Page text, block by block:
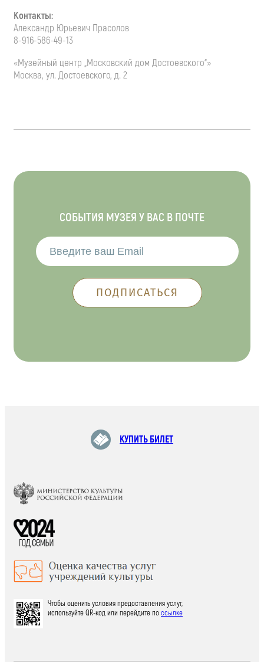
Контакты:
Александр Юрьевич Прасолов
8-916-586-49-13
«Музейный центр „Московский дом Достоевского“»
Москва, ул. Достоевского, д. 2
СОБЫТИЯ МУЗЕЯ У ВАС В ПОЧТЕ
КУПИТЬ БИЛЕТ
Чтобы оценить условия предоставления услуг,
используйте QR-код или перейдите поссылке